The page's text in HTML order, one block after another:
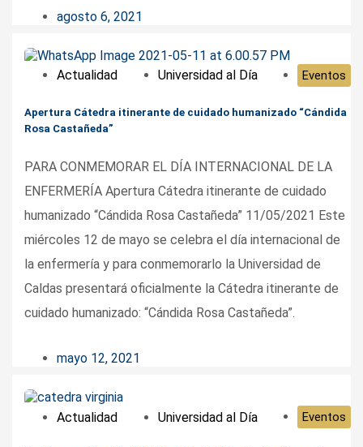
agosto 6, 2021
Actualidad Universidad al Día Eventos
Apertura Cátedra itinerante de cuidado humanizado “Cándida
Rosa Castañeda”
PARA CONMEMORAR EL DÍA INTERNACIONAL DE LA
ENFERMERÍA Apertura Cátedra itinerante de cuidado
humanizado “Cándida Rosa Castañeda” 11/05/2021 Este
miércoles 12 de mayo se celebra el día internacional de
la enfermería y para conmemorarlo la Universidad de
Caldas presentará oficialmente la Cátedra itinerante de
cuidado humanizado: “Cándida Rosa Castañeda”.
mayo 12, 2021
Actualidad Universidad al Día Eventos